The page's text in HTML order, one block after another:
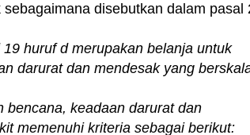
disebutkan dalam pasal
huruf d merupakan belanja untuk
darurat dan mendesak yang
bencana, keadaan darurat dan
memenuhi kriteria sebagai berikut: